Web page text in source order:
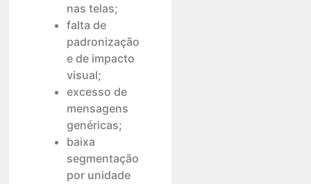
nas telas;
falta de
padronização
e de impacto
visual;
excesso de
mensagens
genéricas;
baixa
segmentação
por unidade